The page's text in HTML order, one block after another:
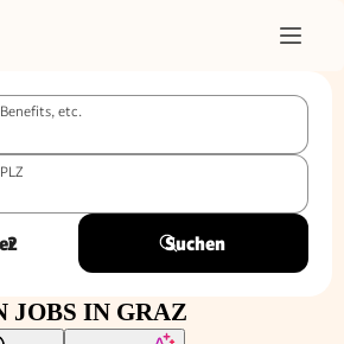
etc.
2 Suchen
JOBS IN GRAZ